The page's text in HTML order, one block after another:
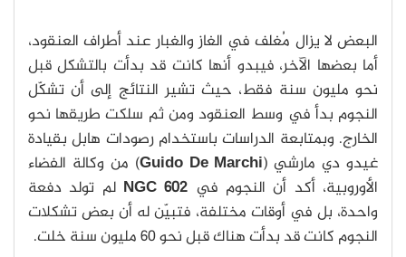
البعض لا يزال مُغلف في الغاز والغبار عند أطراف العنقود،
أما بعضها الآخر، فيبدو أنها كانت قد بدأت بالتشكل قبل
نحو مليون سنة فقط، حيث تشير النتائج إلى أن تشكّل
النجوم بدأ في وسط العنقود ومن ثم سلكت طريقها نحو
الخارج. وبمتابعة الدراسات باستخدام رصودات هابل بقيادة
غيدو دي مارشي (Guido De Marchi) من وكالة الفضاء
الأوروبية، أكد أن النجوم في NGC 602 لم تولد دفعة
واحدة، بل في أوقات مختلفة، فتبيّن له أن بعض تشكلات
النجوم كانت قد بدأت هناك قبل نحو 60 مليون سنة خلت.